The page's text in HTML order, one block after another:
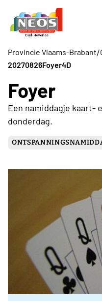
Provincie Vlaams-Brabant/
20270826Foyer4D
Foyer
Een namiddagje kaart-
donderdag.